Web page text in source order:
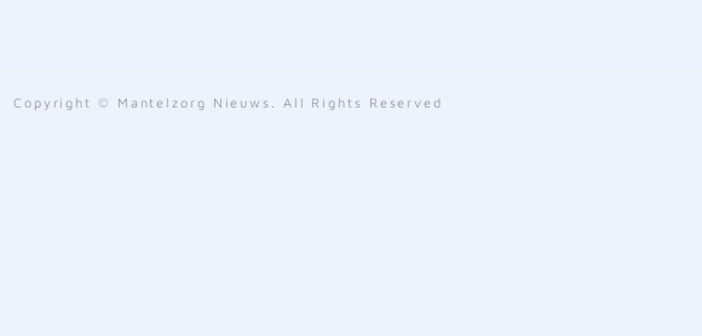
Copyright © Mantelzorg Nieuws. All Rights Reserved